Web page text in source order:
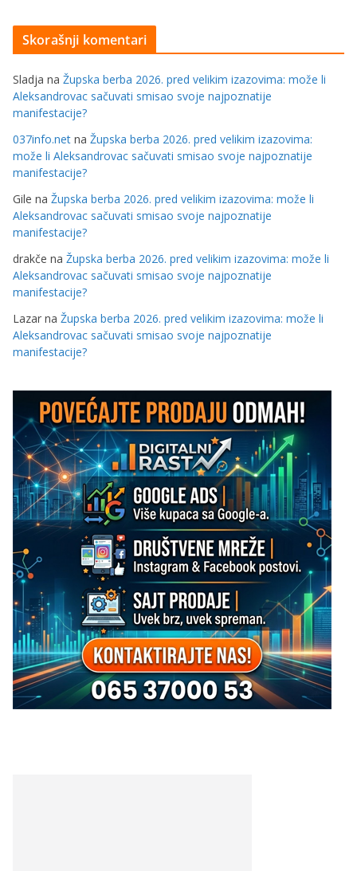
Skorašnji komentari
Sladja na Župska berba 2026. pred velikim izazovima: može li
Aleksandrovac sačuvati smisao svoje najpoznatije
manifestacije?
037info.net na Župska berba 2026. pred velikim izazovima:
može li Aleksandrovac sačuvati smisao svoje najpoznatije
manifestacije?
Gile na Župska berba 2026. pred velikim izazovima: može li
Aleksandrovac sačuvati smisao svoje najpoznatije
manifestacije?
drakče na Župska berba 2026. pred velikim izazovima: može li
Aleksandrovac sačuvati smisao svoje najpoznatije
manifestacije?
Lazar na Župska berba 2026. pred velikim izazovima: može li
Aleksandrovac sačuvati smisao svoje najpoznatije
manifestacije?